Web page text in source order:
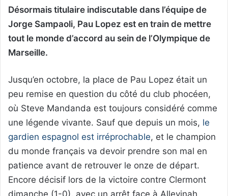
Désormais titulaire indiscutable dans l’équipe de
Jorge Sampaoli, Pau Lopez est en train de mettre
tout le monde d’accord au sein de l’Olympique de
Marseille.
Jusqu’en octobre, la place de Pau Lopez était un
peu remise en question du côté du club phocéen,
où Steve Mandanda est toujours considéré comme
une légende vivante. Sauf que depuis un mois, le
gardien espagnol est irréprochable, et le champion
du monde français va devoir prendre son mal en
patience avant de retrouver le onze de départ.
Encore décisif lors de la victoire contre Clermont